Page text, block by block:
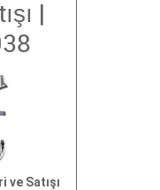
|
ve Satışı